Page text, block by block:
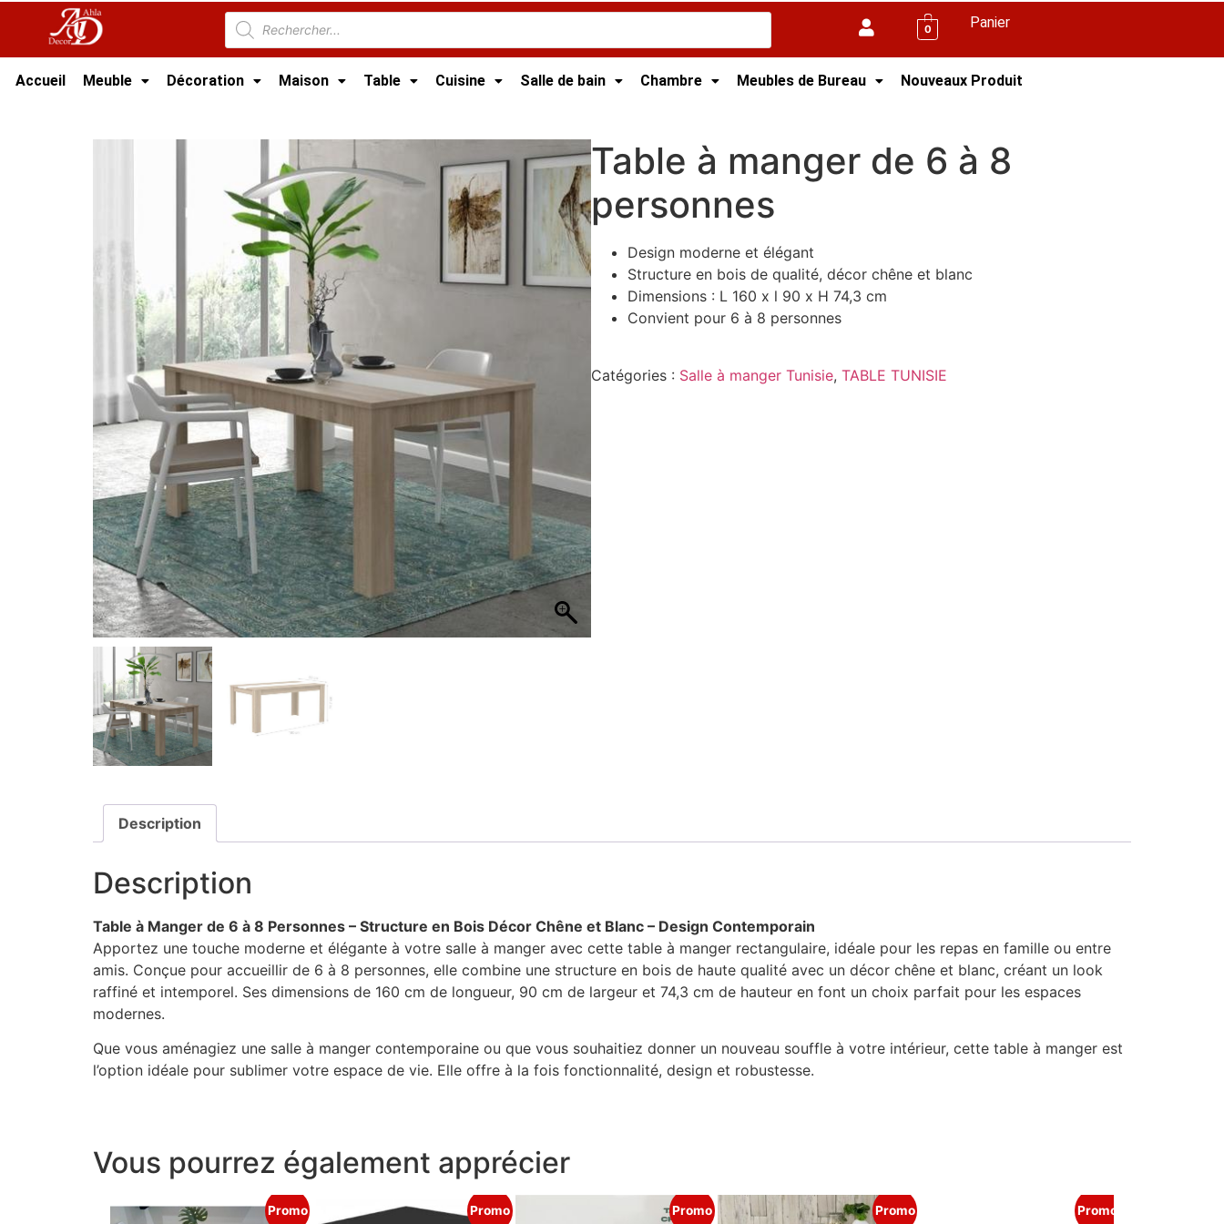
0 Panier
Accueil Meuble Décoration Maison Table Cuisine Salle de bain Chambre Meubles de Bureau Nouveaux Produit
Table à manger de 6 à 8
personnes
Design moderne et élégant
Structure en bois de qualité, décor chêne et blanc
Dimensions : L 160 x l 90 x H 74,3 cm
Convient pour 6 à 8 personnes
Catégories : Salle à manger Tunisie,TABLE TUNISIE
Description
Description
Table à Manger de 6 à 8 Personnes – Structure en Bois Décor Chêne et Blanc – Design Contemporain
Apportez une touche moderne et élégante à votre salle à manger avec cette table à manger rectangulaire, idéale pour les repas en famille ou entre
amis. Conçue pour accueillir de 6 à 8 personnes, elle combine une structure en bois de haute qualité avec un décor chêne et blanc, créant un look
raffiné et intemporel. Ses dimensions de 160 cm de longueur, 90 cm de largeur et 74,3 cm de hauteur en font un choix parfait pour les espaces
modernes.
Que vous aménagiez une salle à manger contemporaine ou que vous souhaitiez donner un nouveau souffle à votre intérieur, cette table à manger est
l’option idéale pour sublimer votre espace de vie. Elle offre à la fois fonctionnalité, design et robustesse.
Vous pourrez également apprécier
Promo Promo Promo Promo Promo